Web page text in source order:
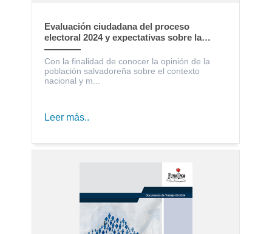
Evaluación ciudadana del proceso
electoral 2024 y expectativas sobre la
gestión gubernamental, legislativa y
municipal
Con la finalidad de conocer la opinión de la
población salvadoreña sobre el contexto
nacional y m...
Leer más..